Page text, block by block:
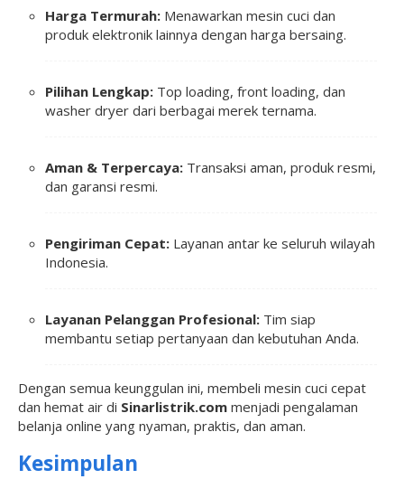
Harga Termurah: Menawarkan mesin cuci dan
produk elektronik lainnya dengan harga bersaing.
Pilihan Lengkap: Top loading, front loading, dan
washer dryer dari berbagai merek ternama.
Aman & Terpercaya: Transaksi aman, produk resmi,
dan garansi resmi.
Pengiriman Cepat: Layanan antar ke seluruh wilayah
Indonesia.
Layanan Pelanggan Profesional: Tim siap
membantu setiap pertanyaan dan kebutuhan Anda.
Dengan semua keunggulan ini, membeli mesin cuci cepat
dan hemat air di Sinarlistrik.com menjadi pengalaman
belanja online yang nyaman, praktis, dan aman.
Kesimpulan